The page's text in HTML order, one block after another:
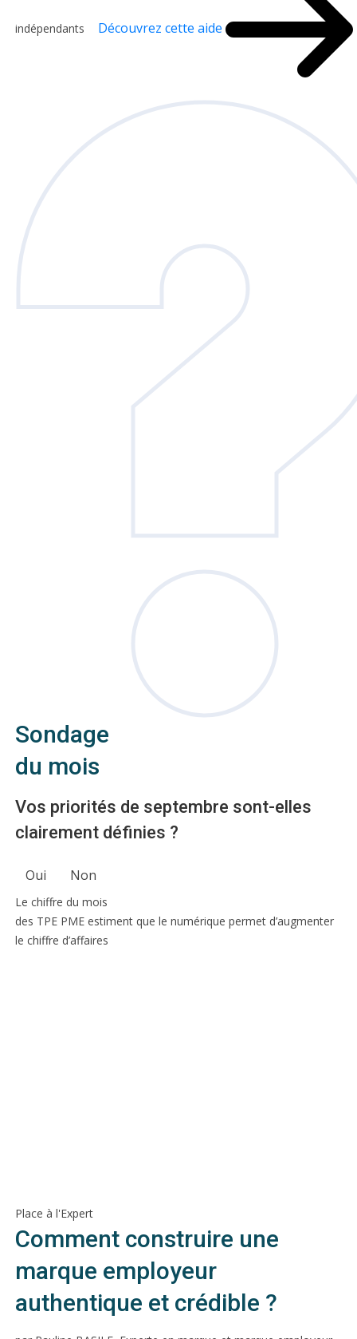
indépendants Découvrez cette aide
Sondage
du mois
Vos priorités de septembre sont-elles
clairement définies ?
Oui Non
Le chiffre du mois
des TPE PME estiment que le numérique permet d’augmenter
le chiffre d’affaires
Place à l'Expert
Comment construire une
marque employeur
authentique et crédible ?